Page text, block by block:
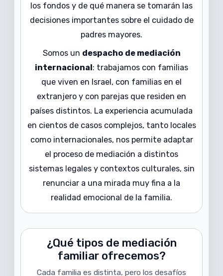
los fondos y de qué manera se tomarán las
decisiones importantes sobre el cuidado de
padres mayores.
Somos un despacho de mediación
internacional: trabajamos con familias
que viven en Israel, con familias en el
extranjero y con parejas que residen en
países distintos. La experiencia acumulada
en cientos de casos complejos, tanto locales
como internacionales, nos permite adaptar
el proceso de mediación a distintos
sistemas legales y contextos culturales, sin
renunciar a una mirada muy fina a la
realidad emocional de la familia.
¿Qué tipos de mediación
familiar ofrecemos?
Cada familia es distinta, pero los desafíos